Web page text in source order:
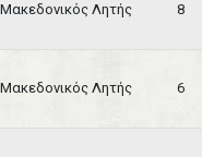
Μακεδονικός Λητής 8
Μακεδονικός Λητής 6